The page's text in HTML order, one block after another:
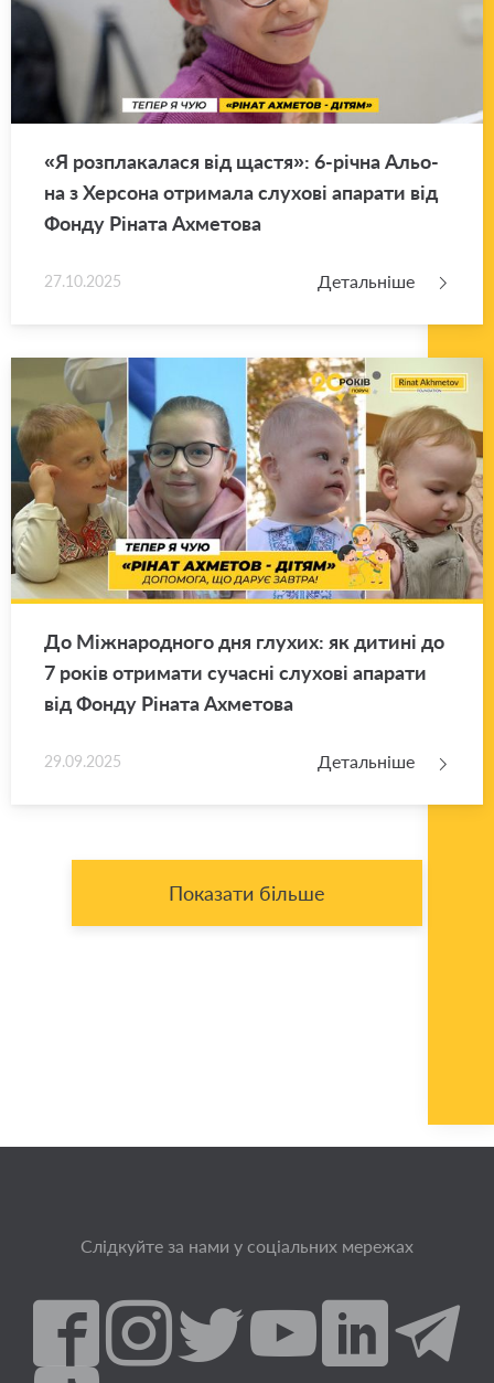
«Я роз­пла­ка­ла­ся від щастя»: 6-річна Альо­
на з Хер­со­на отри­ма­ла слу­хо­ві апа­ра­ти від
Фонду Рі­на­та Ахме­то­ва
27.10.2025 Детальніше
До Між­на­ро­дно­го дня глу­хих: як ди­ти­ні до
7 років отри­ма­ти су­ча­сні слу­хо­ві апа­ра­ти
від Фонду Рі­на­та Ахме­то­ва
29.09.2025 Детальніше
Показати більше
Слідкуйте за нами у соціальних мережах